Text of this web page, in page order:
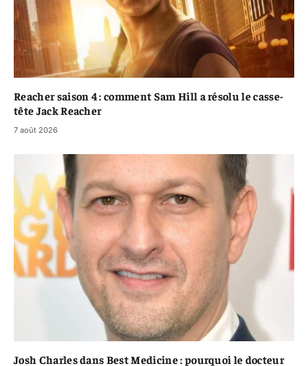
Reacher saison 4 : comment Sam Hill a résolu le casse-
tête Jack Reacher
7 août 2026
Josh Charles dans Best Medicine : pourquoi le docteur